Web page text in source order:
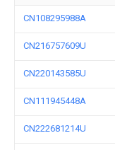
CN108295988A
CN216757609U
CN220143585U
CN111945448A
CN222681214U